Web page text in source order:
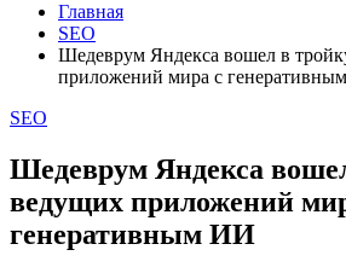
Главная
SEO
Шедеврум Яндекса вошел в
приложений мира с
SEO
Шедеврум Яндекса
ведущих приложений
генеративным ИИ